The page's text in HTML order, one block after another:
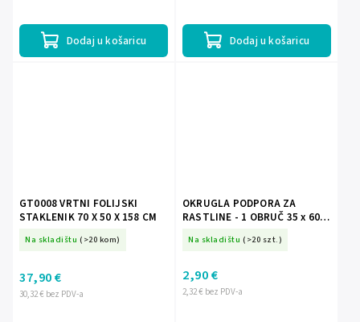
Dodaj u košaricu Dodaj u košaricu
GT0008 VRTNI FOLIJSKI
STAKLENIK 70 X 50 X 158 CM
Na skladištu (>20 kom)
30,32 € bez PDV-a
37,90 €
OKRUGLA PODPORA ZA
RASTLINE - 1 OBRUČ 35 x 60
Na skladištu (>20 szt.)
2,32 € bez PDV-a
2,90 €